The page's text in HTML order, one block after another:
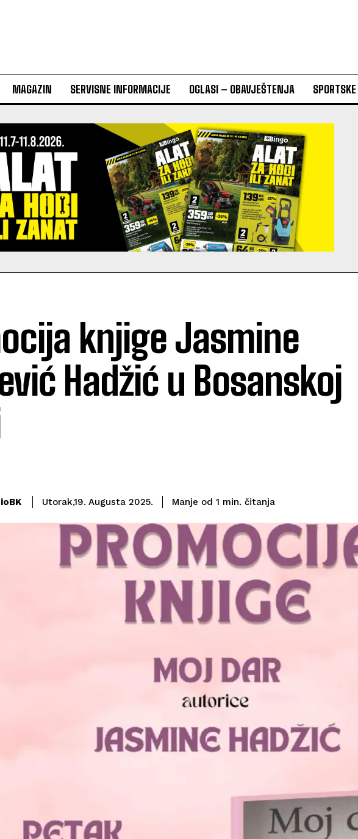
MAGAZIN SERVISNE INFORMACIJE OGLASI – OBAVJEŠTENJA
knjige Jasmine
Hadžić u Bosanskoj
Utorak,19. Augusta 2025. Manje od 1 min. čitanja